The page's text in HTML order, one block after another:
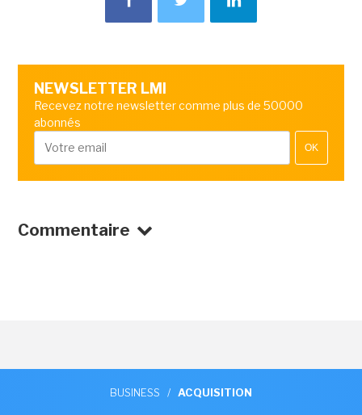
NEWSLETTER LMI
Recevez notre newsletter comme plus de 50000
abonnés
OK
Commentaire
BUSINESS / ACQUISITION